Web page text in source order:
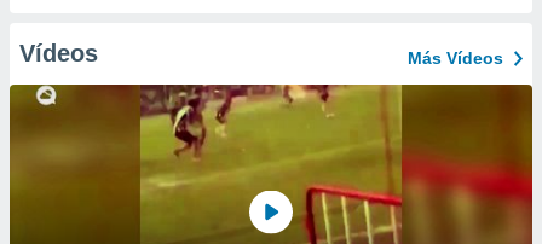
Vídeos Más Vídeos